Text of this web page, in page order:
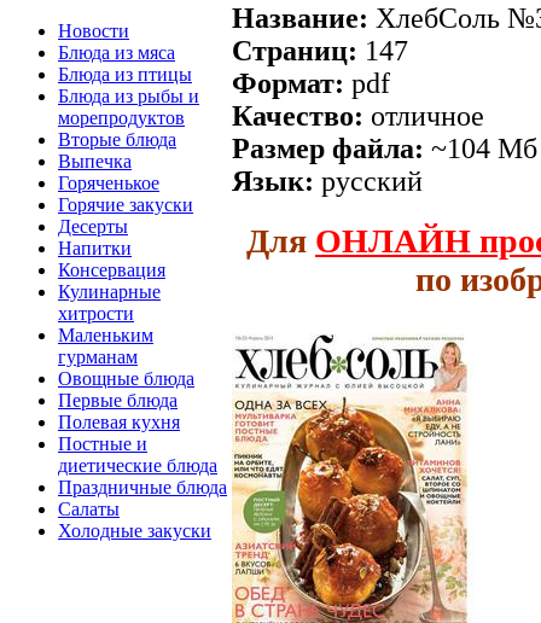
Новости
Блюда из мяса
Блюда из птицы
Блюда из рыбы и
морепродуктов
Вторые блюда
Выпечка
Горяченькое
Горячие закуски
Десерты
Напитки
Консервация
Кулинарные
хитрости
Маленьким
гурманам
Овощные блюда
Первые блюда
Полевая кухня
Постные и
диетические блюда
Праздничные блюда
Салаты
Холодные закуски
Название: ХлебСоль
Страниц: 147
Формат: pdf
Качество: отличное
Размер файла: ~104 Мб
Язык: русский
Для ОНЛАЙН
по